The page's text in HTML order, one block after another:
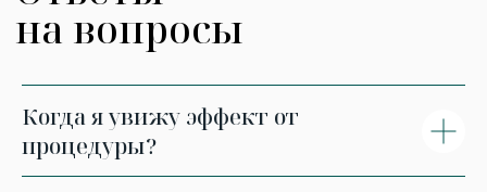
Когда я увижу эффект от
процедуры?